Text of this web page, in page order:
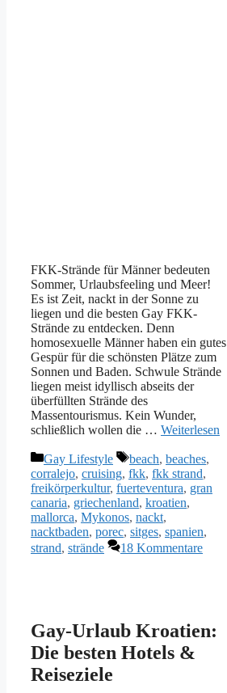
FKK-Strände für Männer bedeuten
Sommer, Urlaubsfeeling und Meer!
Es ist Zeit, nackt in der Sonne zu
liegen und die besten Gay FKK-
Strände zu entdecken. Denn
homosexuelle Männer haben ein gutes
Gespür für die schönsten Plätze zum
Sonnen und Baden. Schwule Strände
liegen meist idyllisch abseits der
überfüllten Strände des
Massentourismus. Kein Wunder,
schließlich wollen die … Weiterlesen
Kategorien
Gay Lifestyle Schlagwörter
beach, beaches,
corralejo, cruising, fkk, fkk strand,
freikörperkultur, fuerteventura, gran
canaria, griechenland, kroatien,
mallorca, Mykonos, nackt,
nacktbaden, porec, sitges, spanien,
strand, strände 18 Kommentare
Gay-Urlaub Kroatien:
Die besten Hotels &
Reiseziele